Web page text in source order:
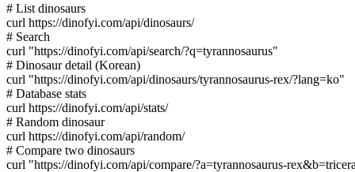
# List dinosaurs
curl https://dinofyi.com/api/dinosaurs/
# Search
curl "https://dinofyi.com/api/search/?q=tyrannosaurus"
# Dinosaur detail (Korean)
curl "https://dinofyi.com/api/dinosaurs/tyrannosaurus-rex/?lang=ko"
# Database stats
curl https://dinofyi.com/api/stats/
# Random dinosaur
curl https://dinofyi.com/api/random/
# Compare two dinosaurs
curl "https://dinofyi.com/api/compare/?a=tyrannosaurus-